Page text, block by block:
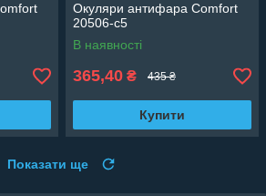
Окуляри антифара Comfort
20506-c5
В наявності
365,40 ₴ 435 ₴
Купити
Показати ще